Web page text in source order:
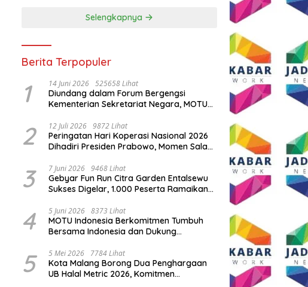
Selengkapnya
Berita Terpopuler
1 14 Juni 2026 525658 Lihat
Diundang dalam Forum Bergengsi
Kementerian Sekretariat Negara, MOTU
Indonesia
2 12 Juli 2026 9872 Lihat
Peringatan Hari Koperasi Nasional 2026
Dihadiri Presiden Prabowo, Momen Salam
3 7 Juni 2026 9468 Lihat
Gebyar Fun Run Citra Garden Entalsewu
Sukses Digelar, 1.000 Peserta Ramaikan
4 5 Juni 2026 8373 Lihat
MOTU Indonesia Berkomitmen Tumbuh
Bersama Indonesia dan Dukung
5 5 Mei 2026 7784 Lihat
Kota Malang Borong Dua Penghargaan
UB Halal Metric 2026, Komitmen